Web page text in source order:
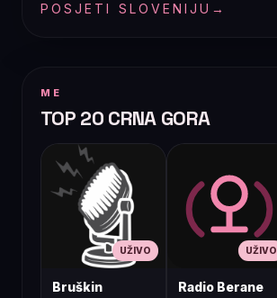
POSJETI SLOVENIJU →
ME
TOP 20 CRNA GORA
UŽIVO
Bruškin
UŽIVO
Radio Berane